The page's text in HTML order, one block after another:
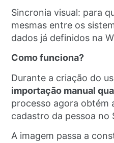
Sincronia visual: para
mesmas entre os
dados já definidos na
Como funciona?
Durante a criação do
importação manual
processo agora obtém
cadastro da pessoa no
A imagem passa a